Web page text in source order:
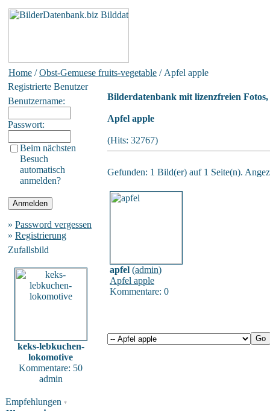
Home /Obst-Gemuese fruits-vegetable / Apfel apple
Registrierte Benutzer
Benutzername:
Passwort:
Beim nächsten
Besuch
automatisch
anmelden?
» Password vergessen
» Registrierung
Zufallsbild
keks-lebkuchen-
lokomotive
Kommentare: 50
admin
Empfehlungen *
Bilderdatenbank mit lizenzfreien
Apfel apple
(Hits: 32767)
Gefunden: 1 Bild(er) auf 1 Seite(n).
apfel (admin)
Apfel apple
Kommentare: 0